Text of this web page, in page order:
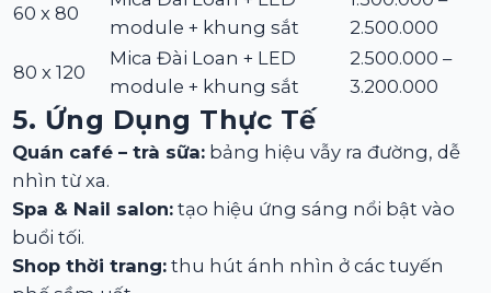
60 x 80
module + khung sắt
2.500.000
80 x 120
Mica Đài Loan + LED
module + khung sắt
2.500.000 –
3.200.000
5. Ứng Dụng Thực Tế
Quán café – trà sữa: bảng hiệu vẫy ra đường, dễ
nhìn từ xa.
Spa & Nail salon: tạo hiệu ứng sáng nổi bật vào
buổi tối.
Shop thời trang: thu hút ánh nhìn ở các tuyến